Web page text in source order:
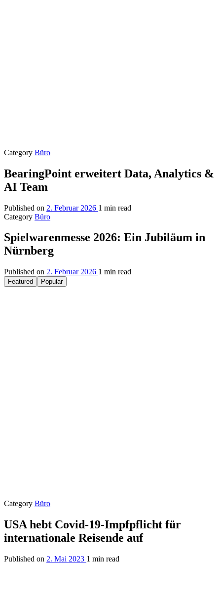
Category Büro
BearingPoint erweitert Data, Analytics &
AI Team
Published on 2. Februar 2026 1 min read
Category Büro
Spielwarenmesse 2026: Ein Jubiläum in
Nürnberg
Published on 2. Februar 2026 1 min read
Featured Popular
Category Büro
USA hebt Covid-19-Impfpflicht für
internationale Reisende auf
Published on 2. Mai 2023 1 min read